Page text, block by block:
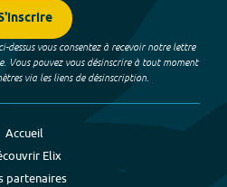
dessus vous consentez à recevoir notre lettre
Vous pouvez vous désinscrire à tout moment
via les liens de désinscription.
Accueil
Elix
partenaires